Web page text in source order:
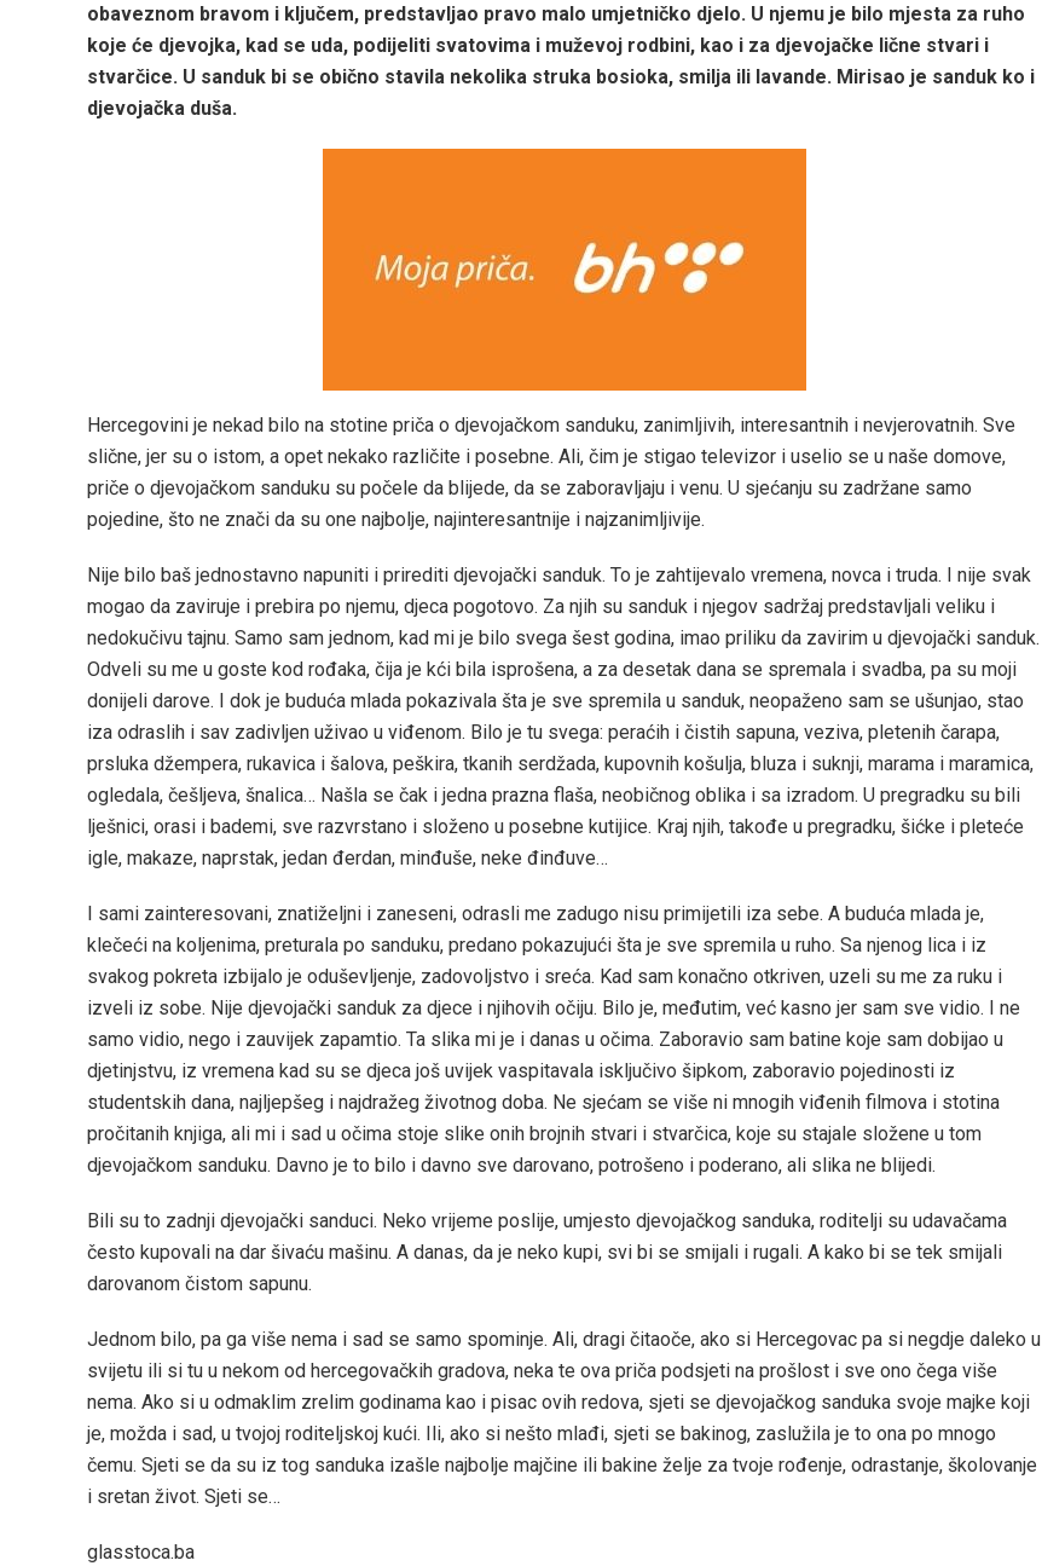
obaveznom bravom i ključem, predstavljao pravo malo umjetničko djelo. U njemu je bilo mjesta za ruho
koje će djevojka, kad se uda, podijeliti svatovima i muževoj rodbini, kao i za djevojačke lične stvari i
stvarčice. U sanduk bi se obično stavila nekolika struka bosioka, smilja ili lavande. Mirisao je sanduk ko i
djevojačka duša.
Hercegovini je nekad bilo na stotine priča o djevojačkom sanduku, zanimljivih, interesantnih i nevjerovatnih. Sve
slične, jer su o istom, a opet nekako različite i posebne. Ali, čim je stigao televizor i uselio se u naše domove,
priče o djevojačkom sanduku su počele da blijede, da se zaboravljaju i venu. U sjećanju su zadržane samo
pojedine, što ne znači da su one najbolje, najinteresantnije i najzanimljivije.
Nije bilo baš jednostavno napuniti i prirediti djevojački sanduk. To je zahtijevalo vremena, novca i truda. I nije svak
mogao da zaviruje i prebira po njemu, djeca pogotovo. Za njih su sanduk i njegov sadržaj predstavljali veliku i
nedokučivu tajnu. Samo sam jednom, kad mi je bilo svega šest godina, imao priliku da zavirim u djevojački sanduk.
Odveli su me u goste kod rođaka, čija je kći bila isprošena, a za desetak dana se spremala i svadba, pa su moji
donijeli darove. I dok je buduća mlada pokazivala šta je sve spremila u sanduk, neopaženo sam se ušunjao, stao
iza odraslih i sav zadivljen uživao u viđenom. Bilo je tu svega: peraćih i čistih sapuna, veziva, pletenih čarapa,
prsluka džempera, rukavica i šalova, peškira, tkanih serdžada, kupovnih košulja, bluza i suknji, marama i maramica,
ogledala, češljeva, šnalica… Našla se čak i jedna prazna flaša, neobičnog oblika i sa izradom. U pregradku su bili
lješnici, orasi i bademi, sve razvrstano i složeno u posebne kutijice. Kraj njih, takođe u pregradku, šićke i pleteće
igle, makaze, naprstak, jedan đerdan, minđuše, neke đinđuve…
I sami zainteresovani, znatiželjni i zaneseni, odrasli me zadugo nisu primijetili iza sebe. A buduća mlada je,
klečeći na koljenima, preturala po sanduku, predano pokazujući šta je sve spremila u ruho. Sa njenog lica i iz
svakog pokreta izbijalo je oduševljenje, zadovoljstvo i sreća. Kad sam konačno otkriven, uzeli su me za ruku i
izveli iz sobe. Nije djevojački sanduk za djece i njihovih očiju. Bilo je, međutim, već kasno jer sam sve vidio. I ne
samo vidio, nego i zauvijek zapamtio. Ta slika mi je i danas u očima. Zaboravio sam batine koje sam dobijao u
djetinjstvu, iz vremena kad su se djeca još uvijek vaspitavala isključivo šipkom, zaboravio pojedinosti iz
studentskih dana, najljepšeg i najdražeg životnog doba. Ne sjećam se više ni mnogih viđenih filmova i stotina
pročitanih knjiga, ali mi i sad u očima stoje slike onih brojnih stvari i stvarčica, koje su stajale složene u tom
djevojačkom sanduku. Davno je to bilo i davno sve darovano, potrošeno i poderano, ali slika ne blijedi.
Bili su to zadnji djevojački sanduci. Neko vrijeme poslije, umjesto djevojačkog sanduka, roditelji su udavačama
često kupovali na dar šivaću mašinu. A danas, da je neko kupi, svi bi se smijali i rugali. A kako bi se tek smijali
darovanom čistom sapunu.
Jednom bilo, pa ga više nema i sad se samo spominje. Ali, dragi čitaoče, ako si Hercegovac pa si negdje daleko u
svijetu ili si tu u nekom od hercegovačkih gradova, neka te ova priča podsjeti na prošlost i sve ono čega više
nema. Ako si u odmaklim zrelim godinama kao i pisac ovih redova, sjeti se djevojačkog sanduka svoje majke koji
je, možda i sad, u tvojoj roditeljskoj kući. Ili, ako si nešto mlađi, sjeti se bakinog, zaslužila je to ona po mnogo
čemu. Sjeti se da su iz tog sanduka izašle najbolje majčine ili bakine želje za tvoje rođenje, odrastanje, školovanje
i sretan život. Sjeti se…
glasstoca.ba